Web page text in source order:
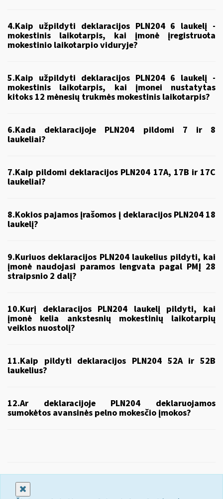
4.Kaip užpildyti deklaracijos PLN204 6 laukelį -
mokestinis laikotarpis, kai įmonė įregistruota
mokestinio laikotarpio viduryje?
5.Kaip užpildyti deklaracijos PLN204 6 laukelį -
mokestinis laikotarpis, kai įmonei nustatytas
kitoks 12 mėnesių trukmės mokestinis laikotarpis?
6.Kada deklaracijoje PLN204 pildomi 7 ir 8
laukeliai?
7.Kaip pildomi deklaracijos PLN204 17A, 17B ir 17C
laukeliai?
8.Kokios pajamos įrašomos į deklaracijos PLN204 18
laukelį?
9.Kuriuos deklaracijos PLN204 laukelius pildyti, kai
įmonė naudojasi paramos lengvata pagal PMĮ 28
straipsnio 2 dalį?
10.Kurį deklaracijos PLN204 laukelį pildyti, kai
įmonė kelia ankstesnių mokestinių laikotarpių
veiklos nuostolį?
11.Kaip pildyti deklaracijos PLN204 52A ir 52B
laukelius?
12.Ar deklaracijoje PLN204 deklaruojamos
sumokėtos avansinės pelno mokesčio įmokos?